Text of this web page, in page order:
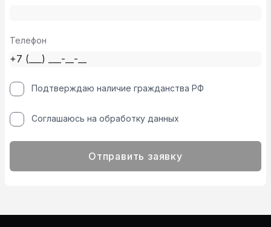
Телефон
Подтверждаю наличие гражданства РФ
Соглашаюсь на обработку данных
Отправить заявку